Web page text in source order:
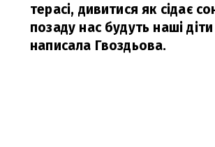
терасі, дивитися як сідає
позаду нас будуть наші
написала Гвоздьова.